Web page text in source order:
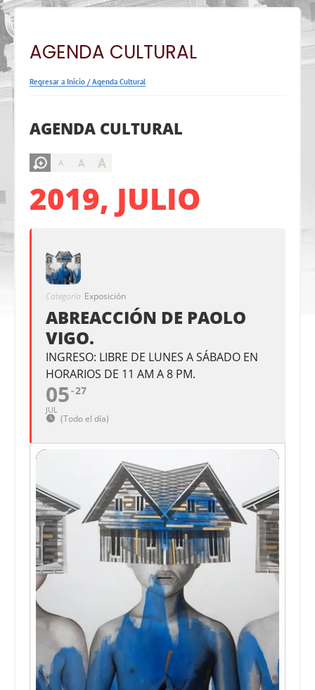
AGENDA CULTURAL
Regresar a Inicio /Agenda Cultural
AGENDA CULTURAL
A A A
2019, JULIO
Categoría Exposición
ABREACCIÓN DE PAOLO
VIGO.
INGRESO: LIBRE DE LUNES A SÁBADO EN
HORARIOS DE 11 AM A 8 PM.
05
JUL
27
(Todo el día)